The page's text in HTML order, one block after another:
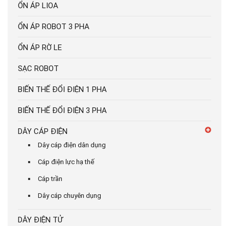
ỔN ÁP LIOA
ỔN ÁP ROBOT 3 PHA
ỔN ÁP RỜ LE
SẠC ROBOT
BIẾN THẾ ĐỔI ĐIỆN 1 PHA
BIẾN THẾ ĐỔI ĐIỆN 3 PHA
DÂY CÁP ĐIỆN
Dây cáp điện dân dụng
Cáp điện lực hạ thế
Cáp trần
Dây cáp chuyên dụng
DÂY ĐIỆN TỬ